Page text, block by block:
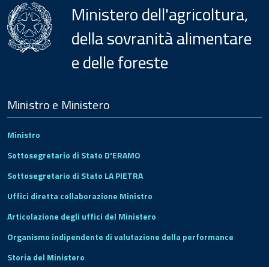
Ministero dell'agricoltura,
della sovranità alimentare
e delle foreste
Footer
Ministro e Ministero
Ministro
Sottosegretario di Stato D'ERAMO
Sottosegretario di Stato LA PIETRA
Uffici diretta collaborazione Ministro
Articolazione degli uffici del Ministero
Organismo indipendente di valutazione della performance
Storia del Ministero